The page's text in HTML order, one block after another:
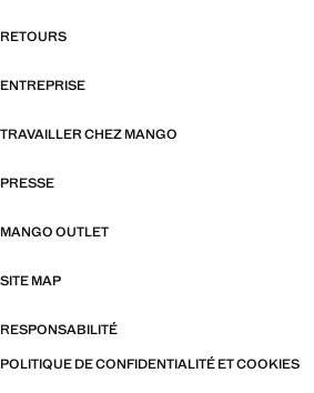
RETOURS
ENTREPRISE
TRAVAILLER CHEZ MANGO
PRESSE
MANGO OUTLET
SITE MAP
RESPONSABILITÉ
POLITIQUE DE CONFIDENTIALITÉ ET COOKIES